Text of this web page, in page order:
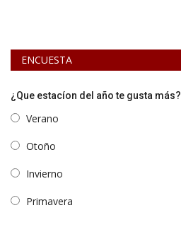
ENCUESTA
¿Que estacíon del año te gusta más?
Verano
Otoño
Invierno
Primavera